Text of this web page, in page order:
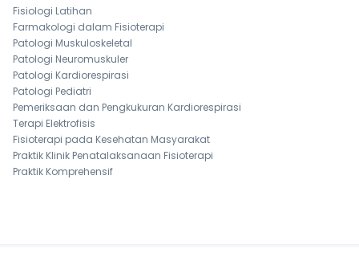
Fisiologi Latihan
Farmakologi dalam Fisioterapi
Patologi Muskuloskeletal
Patologi Neuromuskuler
Patologi Kardiorespirasi
Patologi Pediatri
Pemeriksaan dan Pengkukuran Kardiorespirasi
Terapi Elektrofisis
Fisioterapi pada Kesehatan Masyarakat
Praktik Klinik Penatalaksanaan Fisioterapi
Praktik Komprehensif